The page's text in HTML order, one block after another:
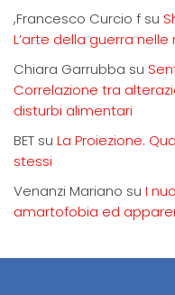
,Francesco Curcio f su
L’arte della guerra nelle
Chiara Garrubba su
Correlazione tra
disturbi alimentari
BET su La Proiezione.
stessi
Venanzi Mariano su I
amartofobia ed